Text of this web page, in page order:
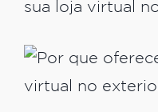
sua loja virtual